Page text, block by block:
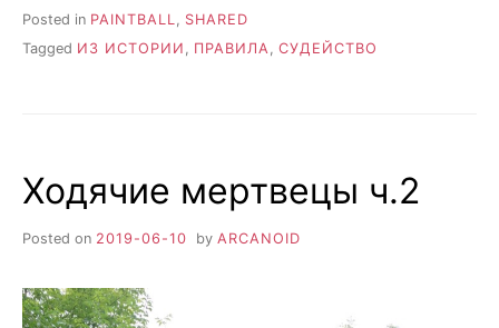
Posted in PAINTBALL, SHARED
Tagged ИЗ ИСТОРИИ , ПРАВИЛА, СУДЕЙСТВО
Ходячие мертвецы ч.2
Posted on 2019-06-10 by ARCANOID